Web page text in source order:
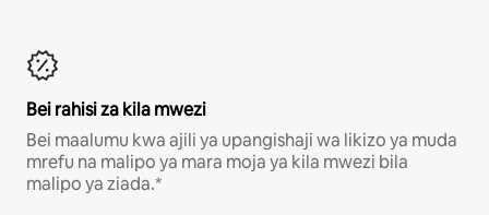
Bei rahisi za kila mwezi
Bei maalumu kwa ajili ya upangishaji wa likizo ya muda
mrefu na malipo ya mara moja ya kila mwezi bila
malipo ya ziada.*